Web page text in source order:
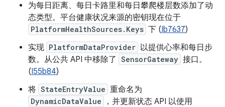
为每日距离、每日卡路里和每日攀爬楼层数添加了动
态类型。平台健康状况来源的密钥现在位于
PlatformHealthSources.Keys 下 (Ib7637)
实现 PlatformDataProvider 以提供心率和每日步
数。从公共 API 中移除了 SensorGateway 接口。
(I55b84)
将 StateEntryValue 重命名为
DynamicDataValue ，并更新状态 API 以使用